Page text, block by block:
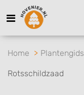
Home Plantengids
Rotsschildzaad